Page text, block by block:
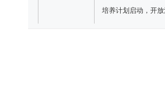
培养计划启动，开